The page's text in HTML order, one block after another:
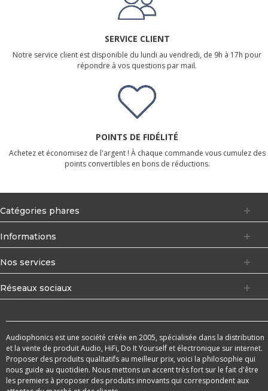
SERVICE CLIENT
Notre service client est disponible du lundi au vendredi, de 9h à 17h pour
répondre à vos questions par mail.
POINTS DE FIDÉLITÉ
Achetez et économisez de l'argent ! À chaque commande vous cumulez des
points convertibles en bons de réductions.
Catégories phares
Informations
Nos services
Réseaux sociaux
Audiophonics est une société créée en 2005, spécialisée dans la distribution
et la vente de produit Audio, HiFi, Do It Yourself et électronique sur internet.
Proposer des produits qualitatifs au meilleur prix, voici la philosophie qui
nous guide au quotidien. Nous mettons un accent très fort sur le fait d'être
les premiers à proposer des produits innovants qui correspondent aux